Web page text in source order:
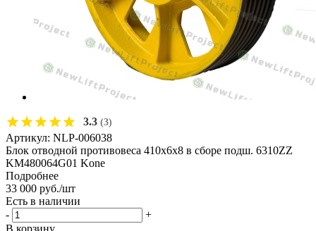
3.3 (3)
Артикул: NLP-006038
Блок отводной противовеса 410х6х8 в сборе подш. 6310ZZ
KM480064G01 Kone
Подробнее
33 000 руб./шт
Есть в наличии
-
+
В корзину